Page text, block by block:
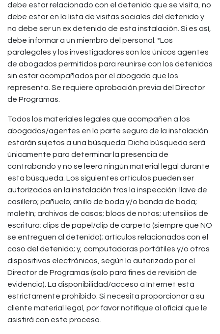
debe estar relacionado con el detenido que se visita, no
debe estar en la lista de visitas sociales del detenido y
no debe ser un ex detenido de esta instalación. Si es así,
debe informar a un miembro del personal. *Los
paralegales y los investigadores son los únicos agentes
de abogados permitidos para reunirse con los detenidos
sin estar acompañados por el abogado que los
representa. Se requiere aprobación previa del Director
de Programas.
Todos los materiales legales que acompañen a los
abogados/agentes en la parte segura de la instalación
estarán sujetos a una búsqueda. Dicha búsqueda será
únicamente para determinar la presencia de
contrabando y no se leerá ningún material legal durante
esta búsqueda. Los siguientes artículos pueden ser
autorizados en la instalación tras la inspección: llave de
casillero; pañuelo; anillo de boda y/o banda de boda;
maletín; archivos de casos; blocs de notas; utensilios de
escritura; clips de papel/clip de carpeta (siempre que NO
se entreguen al detenido); artículos relacionados con el
caso del detenido; y, computadoras portátiles y/o otros
dispositivos electrónicos, según lo autorizado por el
Director de Programas (solo para fines de revisión de
evidencia). La disponibilidad/acceso a Internet está
estrictamente prohibido. Si necesita proporcionar a su
cliente material legal, por favor notifique al oficial que le
asistirá con este proceso.